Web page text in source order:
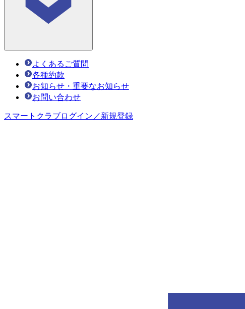
よくあるご質問
各種約款
お知らせ・重要なお知らせ
お問い合わせ
スマートクラブログイン／新規登録